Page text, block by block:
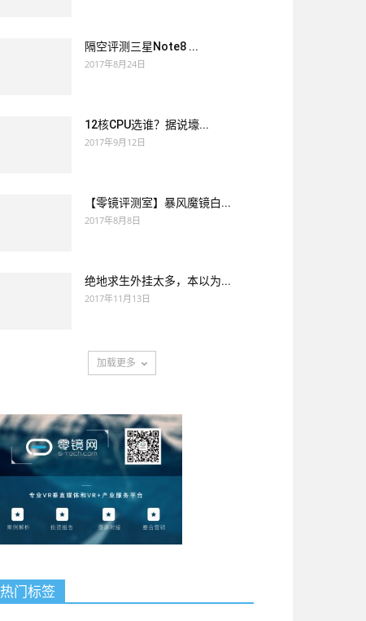
隔空评测三星Note8 ...
2017年8月24日
12核CPU选谁？据说壕...
2017年9月12日
【零镜评测室】暴风魔镜白...
2017年8月8日
绝地求生外挂太多，本以为...
2017年11月13日
加载更多
热门标签